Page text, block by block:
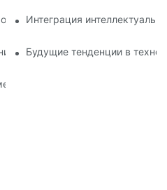
работы
Интеграция
при использовании массовых
Будущие тенденции в
измеряет плотность?1